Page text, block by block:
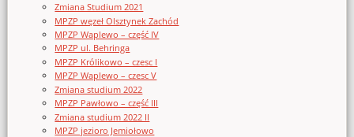
Zmiana Studium 2021
MPZP węzeł Olsztynek Zachód
MPZP Waplewo – część IV
MPZP ul. Behringa
MPZP Królikowo – czesc I
MPZP Waplewo – czesc V
Zmiana studium 2022
MPZP Pawłowo – część III
Zmiana studium 2022 II
MPZP jezioro Jemiołowo